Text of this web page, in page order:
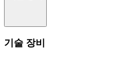
기술 장비